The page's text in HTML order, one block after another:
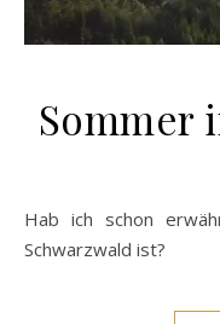
Sommer
Hab ich schon erwähnt, wie schön es im Sommer im
Schwarzwald ist?